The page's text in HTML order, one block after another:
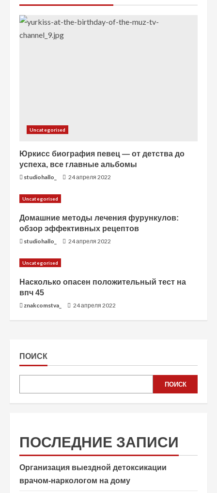
т
е
Uncategorised
Юркисс биография певец — от детства до
успеха, все главные альбомы
studiohallo_ 24 апреля 2022
Uncategorised
Домашние методы лечения фурункулов:
обзор эффективных рецептов
studiohallo_ 24 апреля 2022
Uncategorised
Насколько опасен положительный тест на
впч 45
znakcomstva_ 24 апреля 2022
ПОИСК
ПОИСК
ПОСЛЕДНИЕ ЗАПИСИ
Организация выездной детоксикации
врачом-наркологом на дому